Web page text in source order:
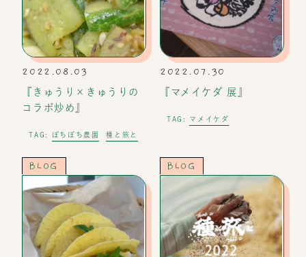
2022.08.03
『きゅうり×きゅうりの
コラボ炒め』
TAG: ぼちぼち農園 種と旅と
2022.07.30
『マメイケダ 展』
TAG: マメイケダ
BLOG BLOG